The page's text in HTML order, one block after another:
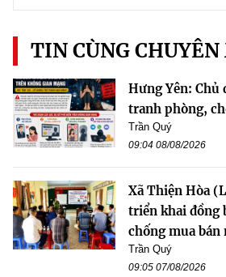
TIN CÙNG CHUYÊN
Hưng Yên: Chủ
tranh phòng,
Trần Quý
09:04 08/08/2026
Xã Thiện Hòa
triển khai đồng
chống mua bán
Trần Quý
09:05 07/08/2026